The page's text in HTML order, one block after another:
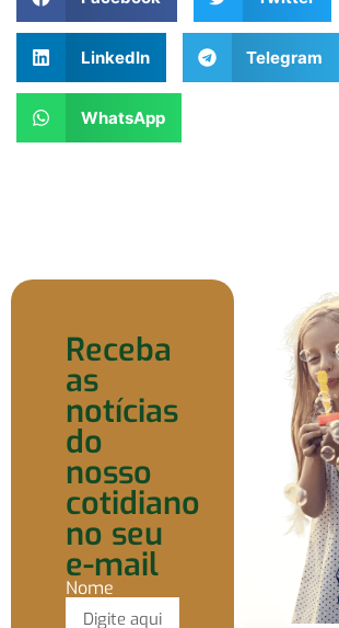
LinkedIn Telegram
WhatsApp
Receba
as
notícias
do
nosso
cotidiano
no seu
e-mail
Nome